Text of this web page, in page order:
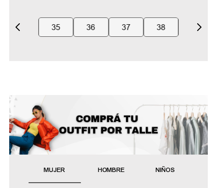
35 36 37 38
MUJER HOMBRE NIÑOS